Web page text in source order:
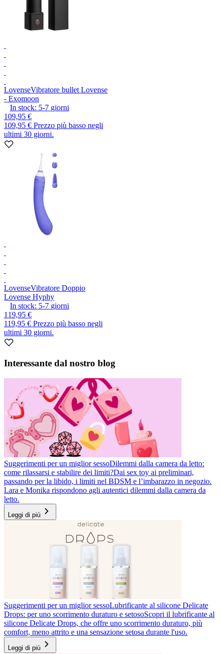
LovenseVibratore bullet Lovense
- Exomoon
In stock: 5-7 giorni
109,95 €
109,95 € Prezzo più basso negli
ultimi 30 giorni.
LovenseVibratore Doppio
Lovense Hyphy
In stock: 5-7 giorni
119,95 €
119,95 € Prezzo più basso negli
ultimi 30 giorni.
Interessante dal nostro blog
Suggerimenti per un miglior sessoDilemmi dalla camera da letto:
come rilassarsi e stabilire dei limiti?Dai sex toy ai preliminari,
passando per la libido, i limiti nel BDSM e l’imbarazzo in negozio.
Lara e Monika rispondono agli autentici dilemmi dalla camera da
letto.
Leggi di più
Suggerimenti per un miglior sessoLubrificante al silicone Delicate
Drops: per uno scorrimento duraturo e setosoScopri il lubrificante al
silicone Delicate Drops, che offre uno scorrimento duraturo, più
comfort, meno attrito e una sensazione setosa durante l'uso.
Leggi di più